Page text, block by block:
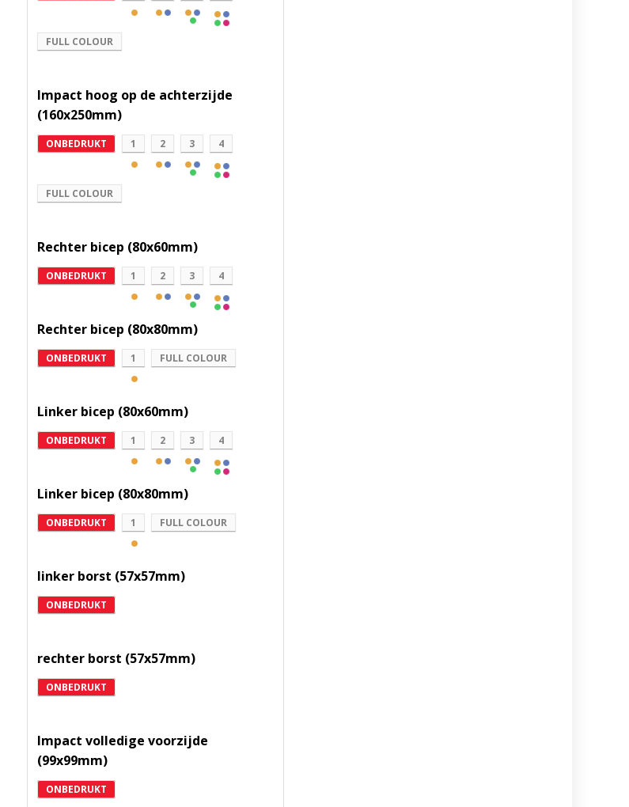
FULL COLOUR
Impact hoog op de achterzijde
(160x250mm)
ONBEDRUKT 1 2 3 4
FULL COLOUR
Rechter bicep (80x60mm)
ONBEDRUKT 1 2 3 4
Rechter bicep (80x80mm)
ONBEDRUKT 1 FULL COLOUR
Linker bicep (80x60mm)
ONBEDRUKT 1 2 3 4
Linker bicep (80x80mm)
ONBEDRUKT 1 FULL COLOUR
linker borst (57x57mm)
ONBEDRUKT
rechter borst (57x57mm)
ONBEDRUKT
Impact volledige voorzijde
(99x99mm)
ONBEDRUKT